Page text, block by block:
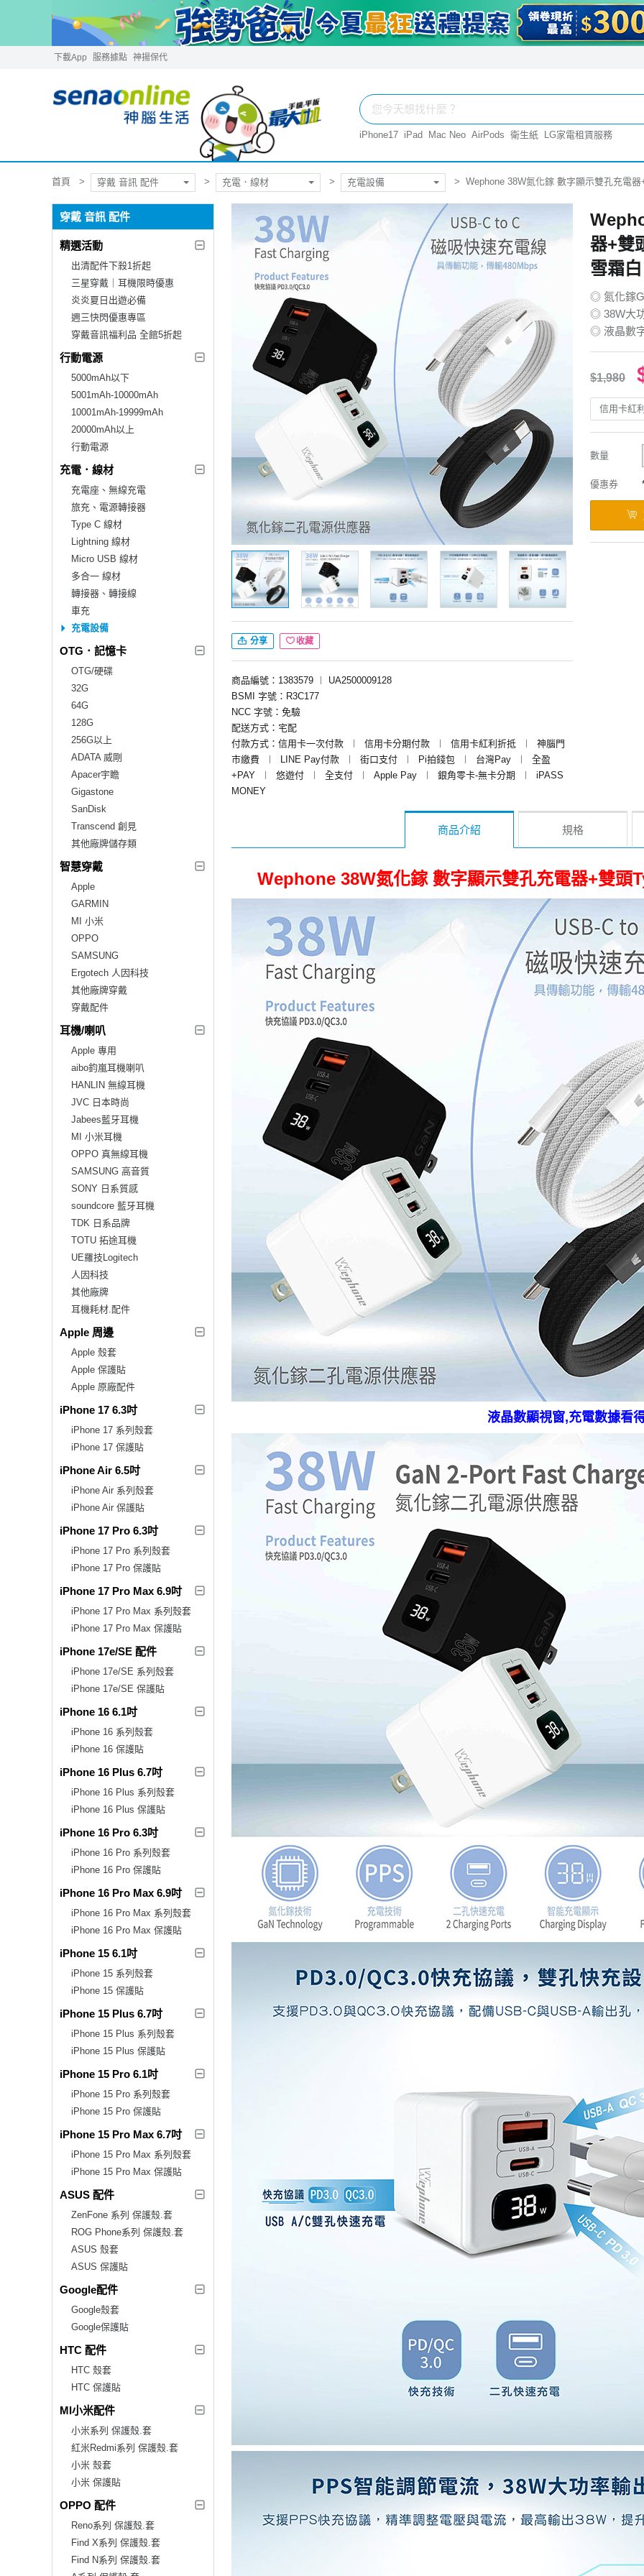
下載App 服務據點 神揚保代
iPhone17 iPad Mac Neo AirPods 衛生紙 LG家電租賃服務
首頁 穿戴 音訊 配件 充電．線材 充電設備 Wephone 38W氮化鎵 數字顯示雙孔充電
穿戴 音訊 配件
精選活動
出清配件下殺1折起
三星穿戴｜耳機限時優惠
炎炎夏日出遊必備
週三快閃優惠專區
穿戴音訊福利品 全館5折起
行動電源
5000mAh以下
5001mAh-10000mAh
10001mAh-19999mAh
20000mAh以上
行動電源
充電．線材
充電座、無線充電
旅充、電源轉接器
Type C 線材
Lightning 線材
Micro USB 線材
多合一 線材
轉接器、轉接線
車充
充電設備
OTG．記憶卡
OTG/硬碟
32G
64G
128G
256G以上
ADATA 威剛
Apacer宇瞻
Gigastone
SanDisk
Transcend 創見
其他廠牌儲存類
智慧穿戴
Apple
GARMIN
MI 小米
OPPO
SAMSUNG
Ergotech 人因科技
其他廠牌穿戴
穿戴配件
耳機/喇叭
Apple 專用
aibo鈞嵐耳機喇叭
HANLIN 無線耳機
JVC 日本時尚
Jabees藍牙耳機
MI 小米耳機
OPPO 真無線耳機
SAMSUNG 高音質
SONY 日系質感
soundcore 藍牙耳機
TDK 日系品牌
TOTU 拓途耳機
UE羅技Logitech
人因科技
其他廠牌
耳機耗材.配件
Apple 周邊
Apple 殼套
Apple 保護貼
Apple 原廠配件
iPhone 17 6.3吋
iPhone 17 系列殼套
iPhone 17 保護貼
iPhone Air 6.5吋
iPhone Air 系列殼套
iPhone Air 保護貼
iPhone 17 Pro 6.3吋
iPhone 17 Pro 系列殼套
iPhone 17 Pro 保護貼
iPhone 17 Pro Max 6.9吋
iPhone 17 Pro Max 系列殼套
iPhone 17 Pro Max 保護貼
iPhone 17e/SE 配件
iPhone 17e/SE 系列殼套
iPhone 17e/SE 保護貼
iPhone 16 6.1吋
iPhone 16 系列殼套
iPhone 16 保護貼
iPhone 16 Plus 6.7吋
iPhone 16 Plus 系列殼套
iPhone 16 Plus 保護貼
iPhone 16 Pro 6.3吋
iPhone 16 Pro 系列殼套
iPhone 16 Pro 保護貼
iPhone 16 Pro Max 6.9吋
iPhone 16 Pro Max 系列殼套
iPhone 16 Pro Max 保護貼
iPhone 15 6.1吋
iPhone 15 系列殼套
iPhone 15 保護貼
iPhone 15 Plus 6.7吋
iPhone 15 Plus 系列殼套
iPhone 15 Plus 保護貼
iPhone 15 Pro 6.1吋
iPhone 15 Pro 系列殼套
iPhone 15 Pro 保護貼
iPhone 15 Pro Max 6.7吋
iPhone 15 Pro Max 系列殼套
iPhone 15 Pro Max 保護貼
ASUS 配件
ZenFone 系列 保護殼.套
ROG Phone系列 保護殼.套
ASUS 殼套
ASUS 保護貼
Google配件
Google殼套
Google保護貼
HTC 配件
HTC 殼套
HTC 保護貼
MI小米配件
小米系列 保護殼.套
紅米Redmi系列 保護殼.套
小米 殼套
小米 保護貼
OPPO 配件
Reno系列 保護殼.套
Find X系列 保護殼.套
Find N系列 保護殼.套
分享 收藏
商品編號：1383579 ︱
UA2500009128
BSMI 字號：R3C177
NCC 字號：免驗
配送方式：宅配
付款方式：信用卡一次付款
︱ 信用卡分期付款 ︱ 信用卡紅利折抵 ︱
神腦門
市繳費
︱ LINE Pay付款 ︱ 街口支付 ︱ Pi拍錢包 ︱ 台灣Pay ︱
全盈
+PAY
︱ 悠遊付 ︱ 全支付 ︱ Apple Pay ︱ 銀角零卡-無卡分期 ︱
iPASS
MONEY
器+雙
雪霜白
◎ 氮化鎵
◎ 38W大
◎ 液晶數
$1,980
信用卡紅
數量
優惠券
商品介紹 規格
Wephone 38W氮化鎵 數字顯示雙孔充電器+雙頭
液晶數顯視窗,充電數據看